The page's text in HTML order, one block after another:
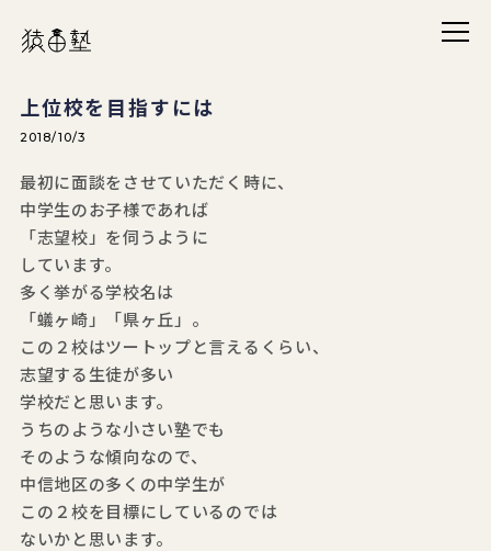
メニ
猿田塾
上位校を目指すには
2018/10/3
最初に面談をさせていただく時に、
中学生のお子様であれば
「志望校」を伺うように
しています。
多く挙がる学校名は
「蟻ヶ崎」「県ヶ丘」。
この２校はツートップと言えるくらい、
志望する生徒が多い
学校だと思います。
うちのような小さい塾でも
そのような傾向なので、
中信地区の多くの中学生が
この２校を目標にしているのでは
ないかと思います。